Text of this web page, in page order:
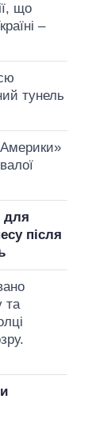
що
–
тунель
для
після
та